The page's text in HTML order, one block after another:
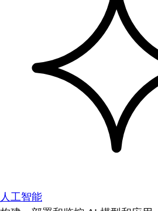
人工智能